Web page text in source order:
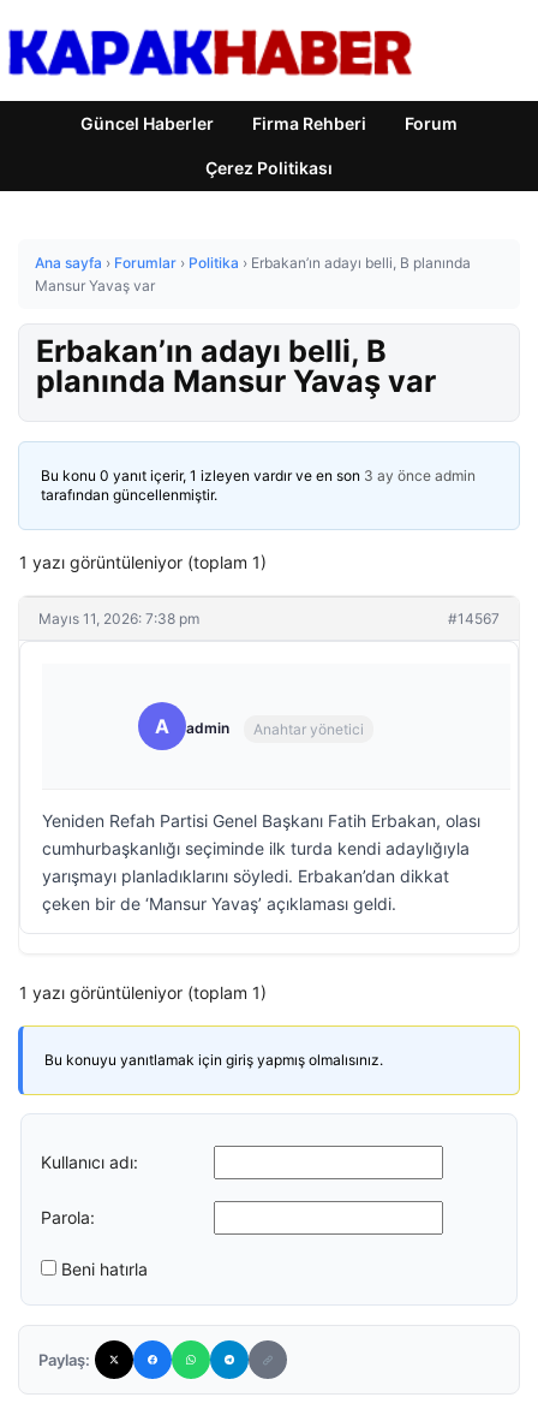
Güncel Haberler Firma Rehberi Forum
Çerez Politikası
Ana sayfa › Forumlar › Politika › Erbakan’ın adayı belli, B planında
Mansur Yavaş var
Erbakan’ın adayı belli, B
planında Mansur Yavaş var
Bu konu 0 yanıt içerir, 1 izleyen vardır ve en son 3 ay önce admin
tarafından güncellenmiştir.
1 yazı görüntüleniyor (toplam 1)
Mayıs 11, 2026: 7:38 pm #14567
A admin Anahtar yönetici
Yeniden Refah Partisi Genel Başkanı Fatih Erbakan, olası
cumhurbaşkanlığı seçiminde ilk turda kendi adaylığıyla
yarışmayı planladıklarını söyledi. Erbakan’dan dikkat
çeken bir de ‘Mansur Yavaş’ açıklaması geldi.
1 yazı görüntüleniyor (toplam 1)
Bu konuyu yanıtlamak için giriş yapmış olmalısınız.
Kullanıcı adı:
Parola:
Beni hatırla
Paylaş: